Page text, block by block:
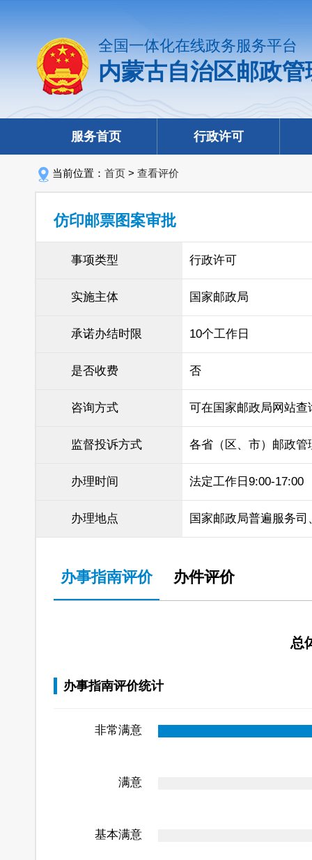
全国一体化在线政务服务平台
内蒙古自治区邮政
服务首页 行政许可
当前位置： 首页 > 查看评价
仿印邮票图案审批
事项类型 行政许可
实施主体 国家邮政局
承诺办结时限 10个工作日
是否收费 否
咨询方式 可在国家邮政局网站查
监督投诉方式 各省（区、市）邮政
办理时间 法定工作日9:00-17:00
办理地点 国家邮政局普遍服务
办事指南评价 办件评价
总
办事指南评价统计
非常满意
满意
基本满意